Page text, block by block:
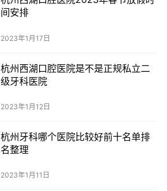
间安排
2023年1月17日
杭州西湖口腔医院是不是正规私立二
级牙科医院
2023年1月12日
杭州牙科哪个医院比较好前十名单排
名整理
2023年1月11日